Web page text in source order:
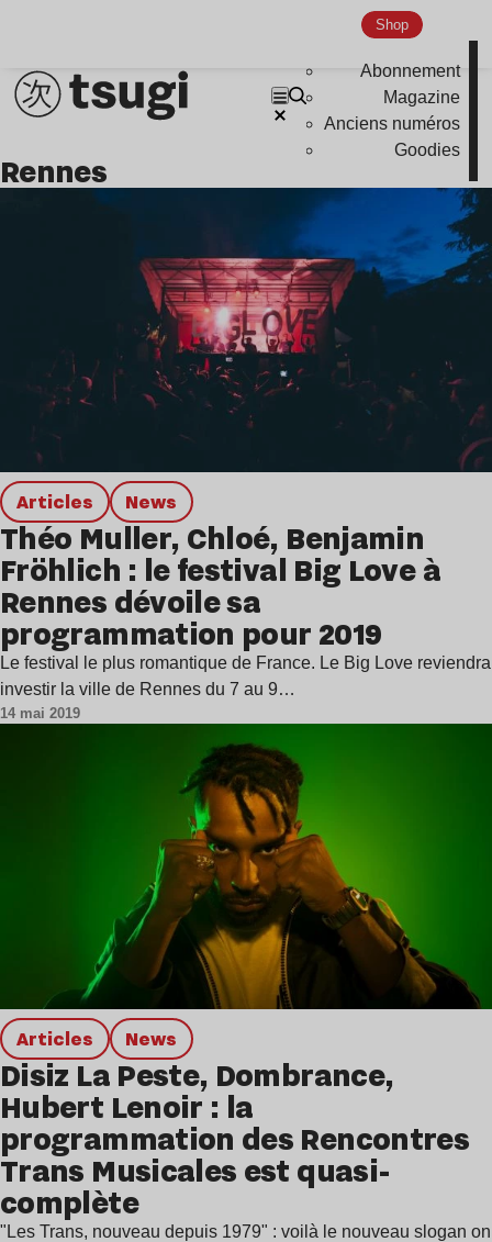
Shop
Abonnement
Magazine
Anciens numéros
Goodies
Rennes
Articles news
Théo Muller, Chloé, Benjamin
Fröhlich : le festival Big Love à
Rennes dévoile sa
programmation pour 2019
Le festival le plus romantique de France. Le Big Love reviendra
investir la ville de Rennes du 7 au 9…
14 mai 2019
Articles news
Disiz La Peste, Dombrance,
Hubert Lenoir : la
programmation des Rencontres
Trans Musicales est quasi-
complète
"Les Trans, nouveau depuis 1979" : voilà le nouveau slogan on